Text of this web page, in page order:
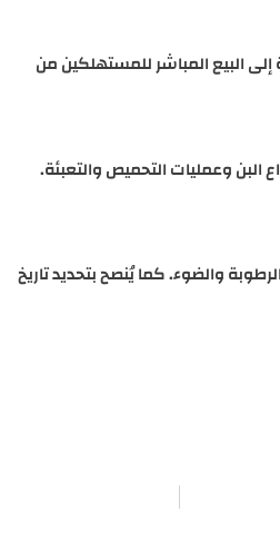
البيع المباشر للمستهلكين من
وعمليات التحميص والتعبئة.
والضوء. كما يُنصح بتحديد تاريخ